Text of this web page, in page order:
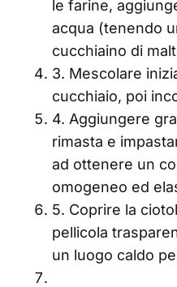
le farine,
acqua (tenendo
cucchiaino di
3. Mescolare
cucchiaio, poi
4. Aggiungere
rimasta e
ad ottenere un
omogeneo ed
5. Coprire la
pellicola
un luogo caldo